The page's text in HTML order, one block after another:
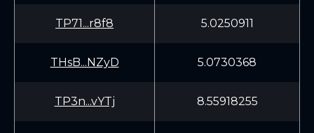
TP71...r8f8 5.0250911
THsB...NZyD 5.0730368
TP3n...vYTj 8.55918255